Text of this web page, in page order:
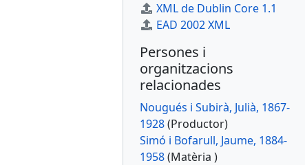
XML de Dublin Core 1.1
EAD 2002 XML
Persones i
organitzacions
relacionades
Nougués i Subirà, Julià, 1867-
1928(Productor)
Simó i Bofarull, Jaume, 1884-
1958(Matèria )